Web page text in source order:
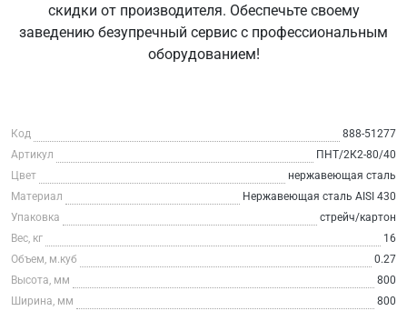
скидки от производителя. Обеспечьте своему
заведению безупречный сервис с профессиональным
оборудованием!
Код
888-51277
Артикул
ПНТ/2К2-80/40
Цвет
нержавеющая сталь
Материал
Нержавеющая сталь AISI 430
Упаковка
стрейч/картон
Вес, кг
16
Объем, м.куб
0.27
Высота, мм
800
Ширина, мм
800